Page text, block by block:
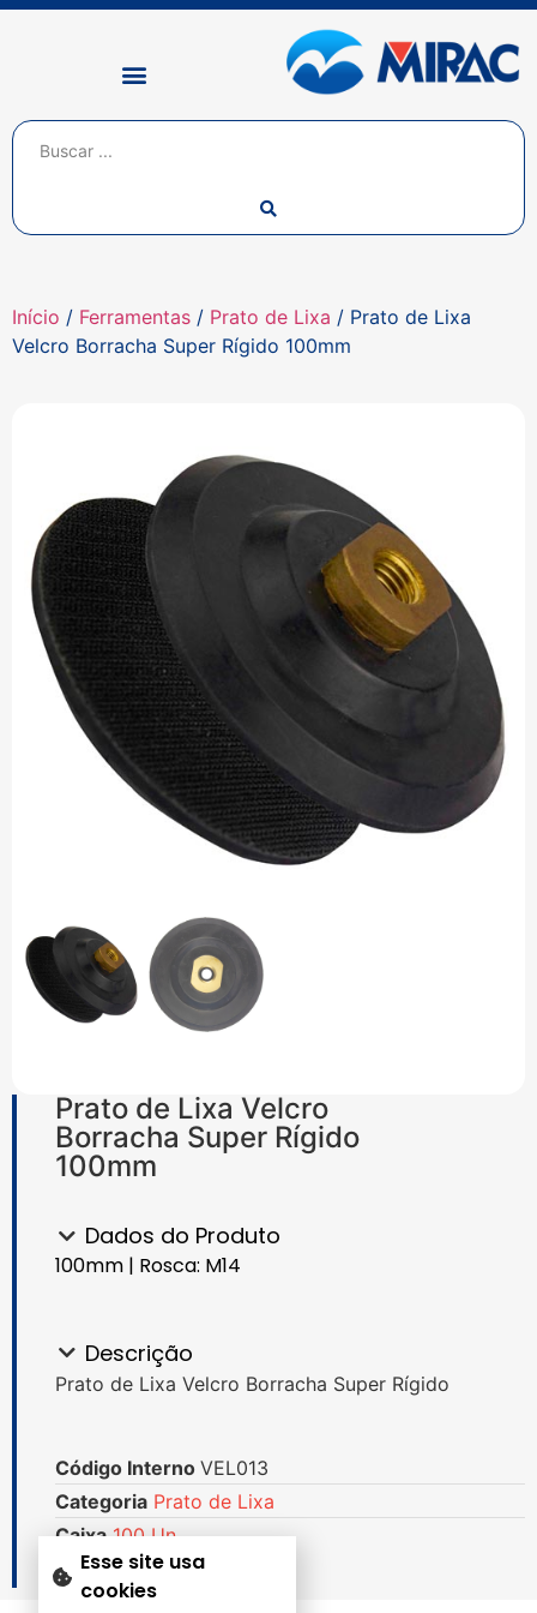
Início / Ferramentas / Prato de Lixa / Prato de Lixa
Velcro Borracha Super Rígido 100mm
Prato de Lixa Velcro
Borracha Super Rígido
100mm
Dados do Produto
100mm | Rosca: M14
Descrição
Prato de Lixa Velcro Borracha Super Rígido
Código Interno VEL013
Categoria Prato de Lixa
Caixa 100 Un.
Esse site usa
cookies